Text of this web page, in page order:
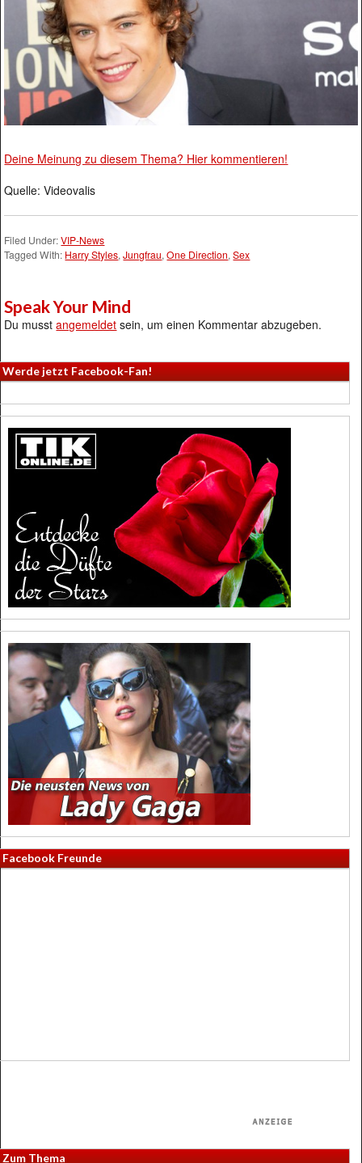
Deine Meinung zu diesem Thema? Hier kommentieren!
Quelle: Videovalis
Filed Under:VIP-News
Tagged With: Harry Styles,Jungfrau,One Direction,Sex
Speak Your Mind
Du musstangemeldet sein, um einen Kommentar abzugeben.
Werde jetzt Facebook-Fan!
Facebook Freunde
Zum Thema